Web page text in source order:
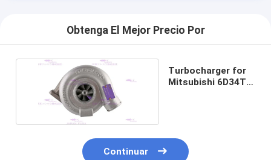
Obtenga El Mejor Precio Por
Turbocharger for
Mitsubishi 6D34T
Continuar